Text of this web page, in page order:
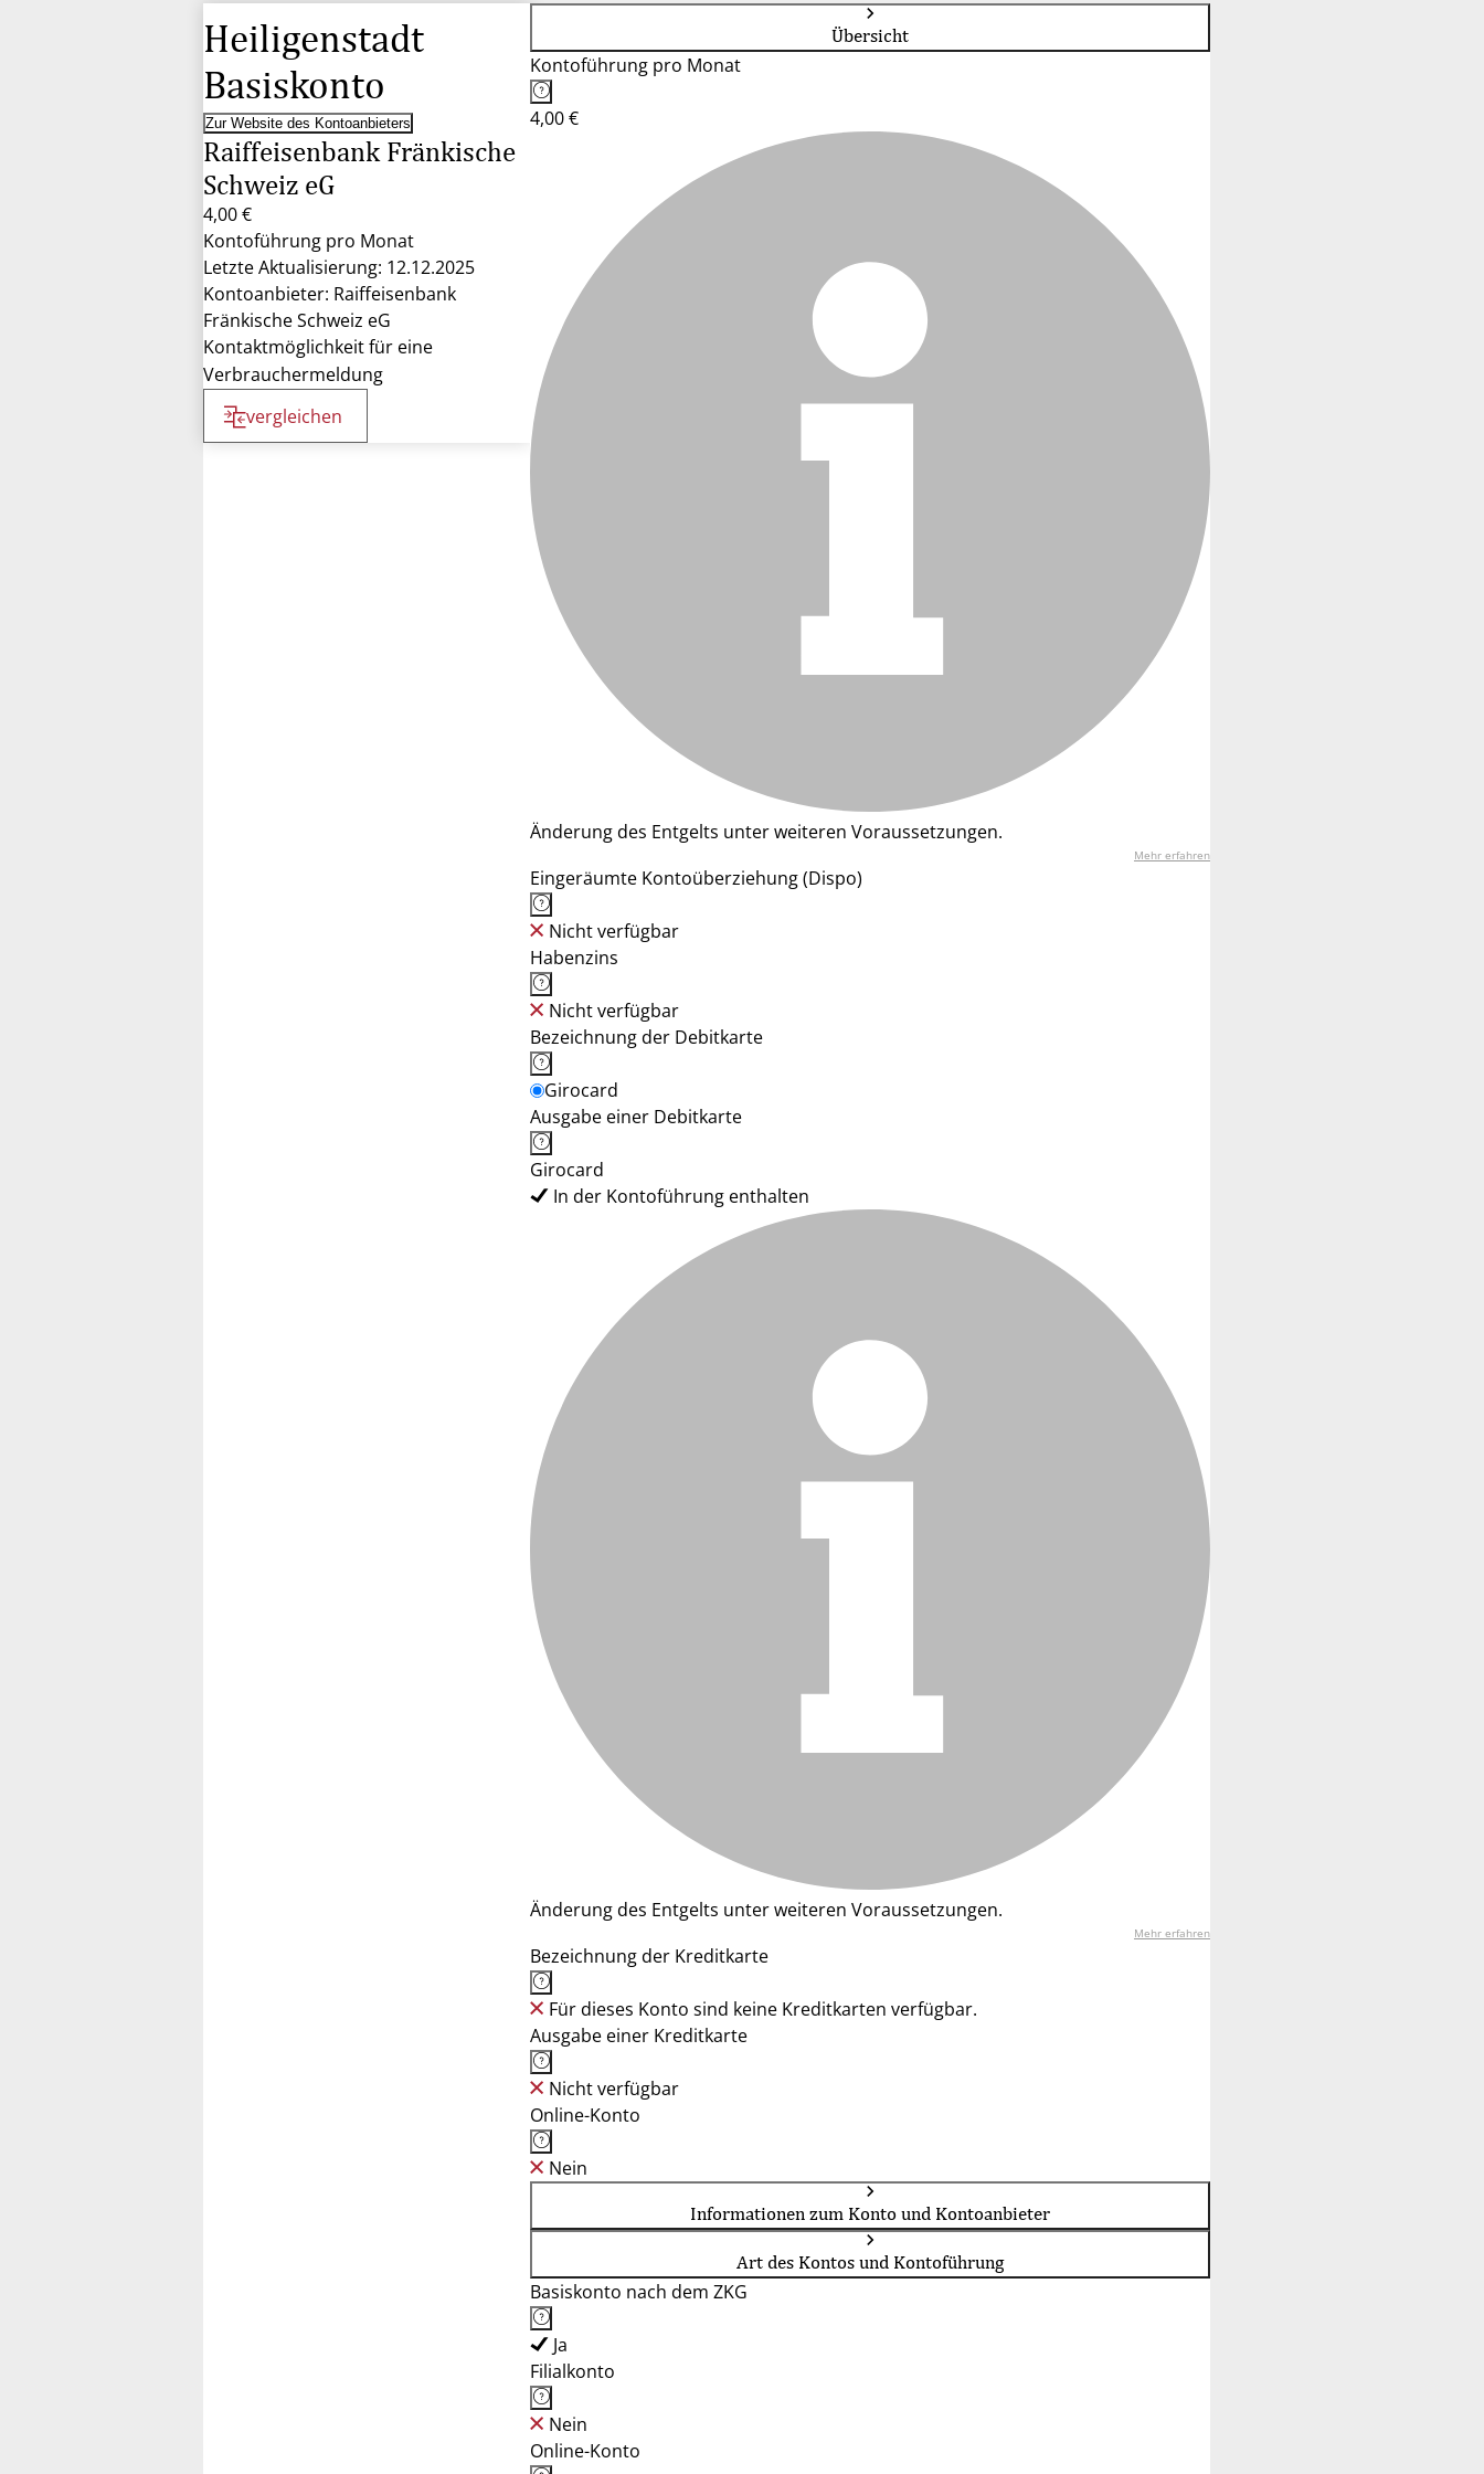
Heiligenstadt
Basiskonto
Zur Website des Kontoanbieters
Raiffeisenbank Fränkische
Schweiz eG
4,00 €
Kontoführung pro Monat
Letzte Aktualisierung: 12.12.2025
Kontoanbieter: Raiffeisenbank
Fränkische Schweiz eG
Kontaktmöglichkeit für eine
Verbrauchermeldung
vergleichen
Übersicht
Kontoführung pro Monat
4,00 €
Änderung des Entgelts unter weiteren Voraussetzungen.
Mehr erfahren
Eingeräumte Kontoüberziehung (Dispo)
Nicht verfügbar
Habenzins
Nicht verfügbar
Bezeichnung der Debitkarte
Girocard
Ausgabe einer Debitkarte
Girocard
In der Kontoführung enthalten
Änderung des Entgelts unter weiteren Voraussetzungen.
Mehr erfahren
Bezeichnung der Kreditkarte
Für dieses Konto sind keine Kreditkarten verfügbar.
Ausgabe einer Kreditkarte
Nicht verfügbar
Online-Konto
Nein
Informationen zum Konto und Kontoanbieter
Art des Kontos und Kontoführung
Basiskonto nach dem ZKG
Ja
Filialkonto
Nein
Online-Konto